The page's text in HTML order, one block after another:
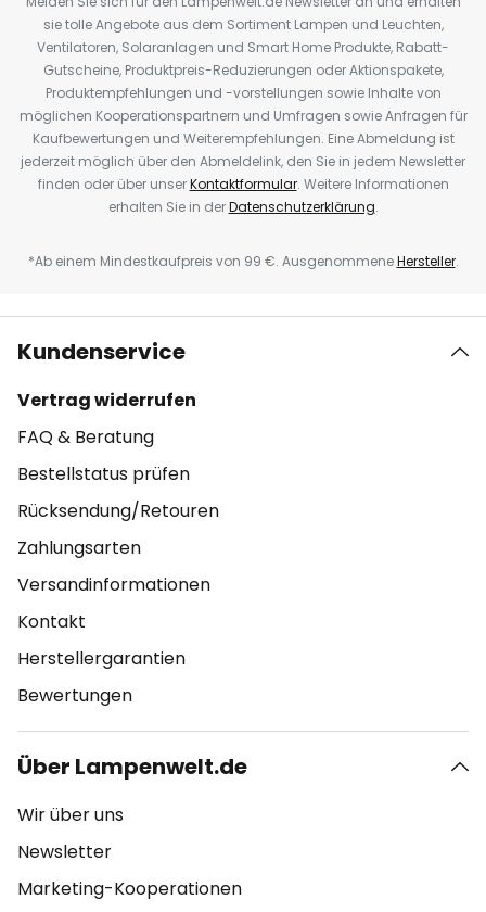
sie tolle Angebote aus dem Sortiment Lampen und Leuchten,
Ventilatoren, Solaranlagen und Smart Home Produkte, Rabatt-
Gutscheine, Produktpreis-Reduzierungen oder Aktionspakete,
Produktempfehlungen und -vorstellungen sowie Inhalte von
möglichen Kooperationspartnern und Umfragen sowie Anfragen für
Kaufbewertungen und Weiterempfehlungen. Eine Abmeldung ist
jederzeit möglich über den Abmeldelink, den Sie in jedem Newsletter
finden oder über unserKontaktformular. Weitere Informationen
erhalten Sie in derDatenschutzerklärung.
*Ab einem Mindestkaufpreis von 99 €. AusgenommeneHersteller.
Kundenservice
Vertrag widerrufen
FAQ & Beratung
Bestellstatus prüfen
Rücksendung/Retouren
Zahlungsarten
Versandinformationen
Kontakt
Herstellergarantien
Bewertungen
Über Lampenwelt.de
Wir über uns
Newsletter
Marketing-Kooperationen